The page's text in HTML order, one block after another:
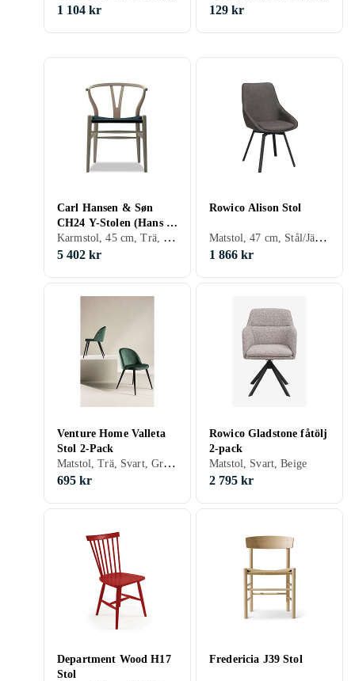
1 104 kr
129 kr
Carl Hansen & Søn
CH24 Y-Stolen (Hans J.
Wegner)
Karmstol, 45 cm, Trä, Tyg/Textil, Svart, Vit, Silver, Grå, Brun, Blå, Röd, Gul, Orange, Körsbär, Bok, Ek, Ask, Mahogny, Grön, Teak, Alm, Beige, Rosa, Lila, Trä/natur, Lackad, Valnöt
5 402 kr
Rowico Alison Stol
Matstol, 47 cm, Stål/Järn, Plast/Polyester, Aluminium, Trä, Skinn/Läder, Tyg/Textil, Svart, Grå, Brun, Ek, Beige, Trä/natur, Lackad
1 866 kr
Venture Home Valleta
Stol 2-Pack
Matstol, Trä, Svart, Grå, Blå, Orange, Grön, Rosa, Trä/natur
695 kr
Rowico Gladstone fåtölj
2-pack
Matstol, Svart, Beige
2 795 kr
Department Wood H17
Stol
Fredericia J39 Stol